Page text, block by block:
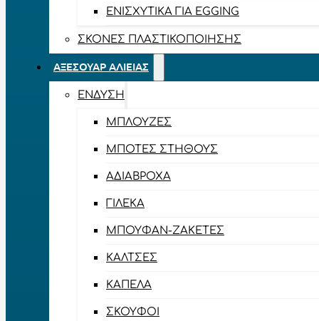
ΕΝΙΣΧΥΤΙΚΆ ΓΙΑ EGGING
ΣΚΌΝΕΣ ΠΛΑΣΤΙΚΟΠΟΊΗΣΗΣ
ΑΞΕΣΟΥΆΡ ΑΛΙΕΊΑΣ
ΈΝΔΥΣΗ
ΜΠΛΟΎΖΕΣ
ΜΠΌΤΕΣ ΣΤΉΘΟΥΣ
ΑΔΙΆΒΡΟΧΑ
ΓΙΛΈΚΑ
ΜΠΟΥΦΆΝ-ΖΑΚΈΤΕΣ
ΚΆΛΤΣΕΣ
ΚΑΠΈΛΑ
ΣΚΟΎΦΟΙ